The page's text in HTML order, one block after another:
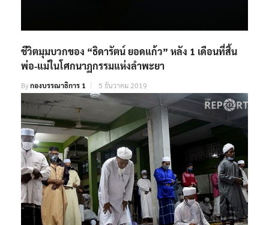
ชีวิตมุมบวกของ “ธิดารัตน์ ยอดแก้ว” หลัง 1 เดือนที่สิ้น
พ่อ-แม่ในโศกนาฏกรรมแห่งลำพะยา
Byกองบรรณาธิการ 1 5 ธันวาคม 2019